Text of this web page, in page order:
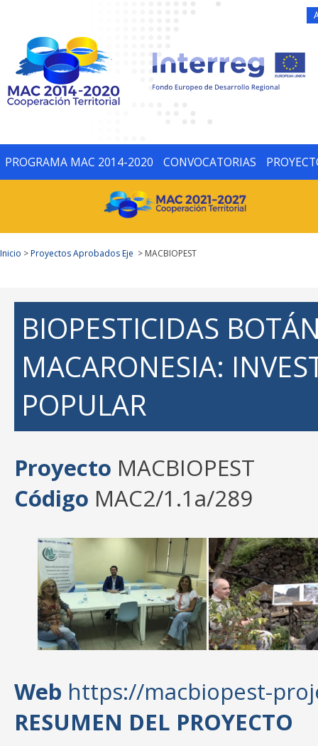
PROGRAMA MAC 2014-2020 CONVOCATORIAS
Inicio >Proyectos Aprobados Eje > MACBIOPEST
BIOPESTICIDAS
MACARONESIA:
POPULAR
Proyecto MACBIOPEST
Código MAC2/1.1a/289
Web https://macbiopest-
RESUMEN DEL PROYECTO